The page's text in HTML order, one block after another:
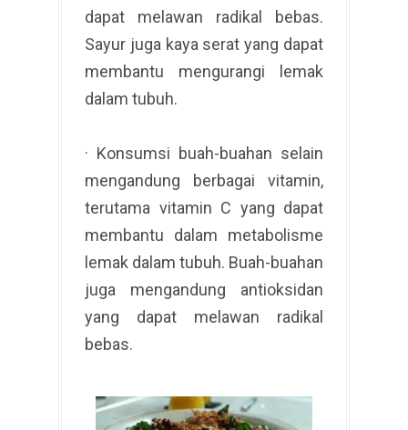
dapat melawan radikal bebas.
Sayur juga kaya serat yang dapat
membantu mengurangi lemak
dalam tubuh.
· Konsumsi buah-buahan selain
mengandung berbagai vitamin,
terutama vitamin C yang dapat
membantu dalam metabolisme
lemak dalam tubuh. Buah-buahan
juga mengandung antioksidan
yang dapat melawan radikal
bebas.